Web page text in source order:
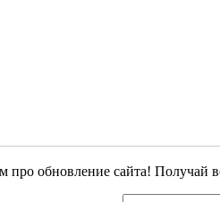
про обновление сайта! Получай